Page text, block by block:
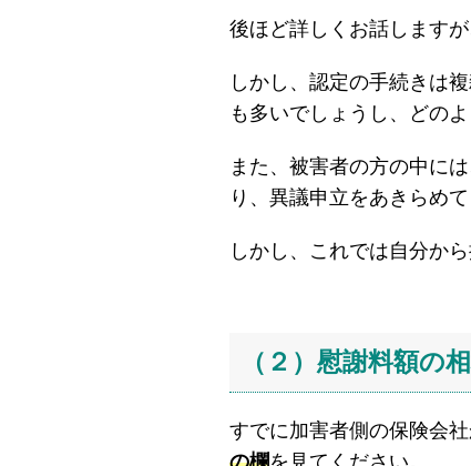
後ほど詳しくお話します
しかし、認定の手続きは
も多いでしょうし、どの
また、被害者の方の中に
り、異議申立をあきらめ
しかし、これでは自分か
（２）慰謝料額の
すでに加害者側の保険会
の欄を見てください。